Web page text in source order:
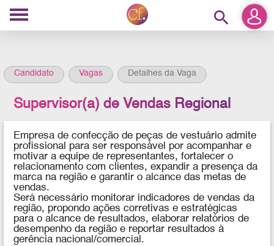
search
Candidato Vagas Detalhes da Vaga
Supervisor(a) de Vendas Regional
Empresa de confecção de peças de vestuário admite
profissional para ser responsável por acompanhar e
motivar a equipe de representantes, fortalecer o
relacionamento com clientes, expandir a presença da
marca na região e garantir o alcance das metas de
vendas.
Será necessário monitorar indicadores de vendas da
região, propondo ações corretivas e estratégicas
para o alcance de resultados, elaborar relatórios de
desempenho da região e reportar resultados à
gerência nacional/comercial.